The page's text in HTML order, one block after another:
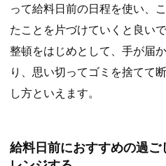
って給料日前の日程を使い、
たことを片づけていくと良い
整頓をはじめとして、手が届
り、思い切ってゴミを捨てて
し方といえます。
給料日前におすすめの過